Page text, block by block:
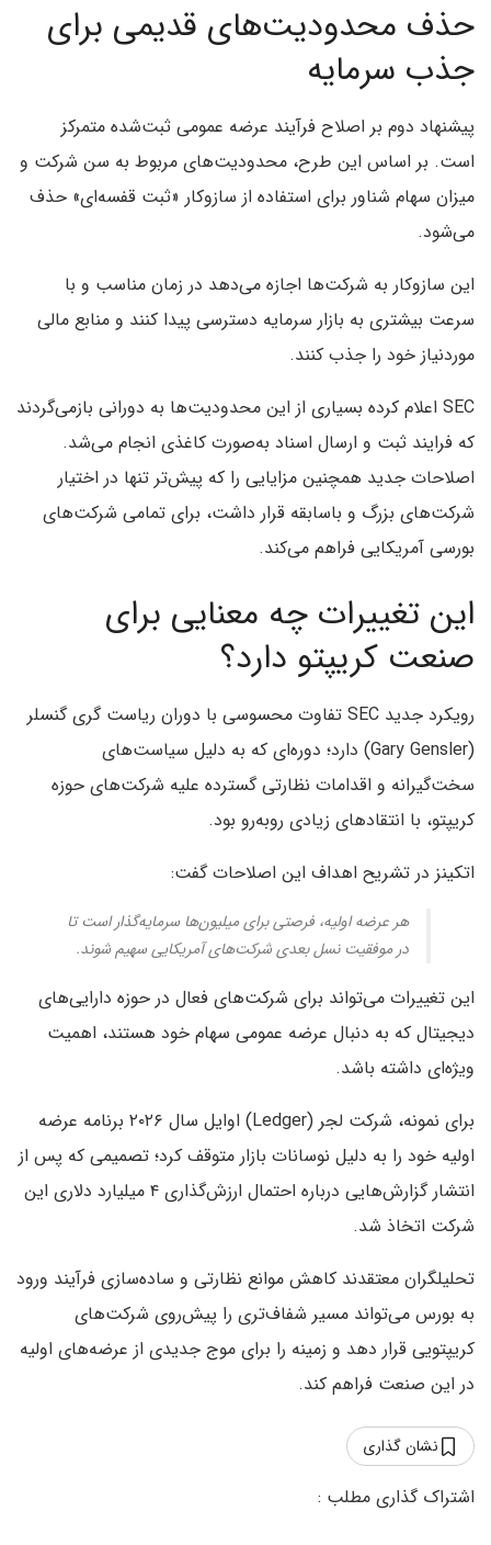
حذف محدودیت‌های قدیمی برای
جذب سرمایه
پیشنهاد دوم بر اصلاح فرآیند عرضه عمومی ثبت‌شده متمرکز
است. بر اساس این طرح، محدودیت‌های مربوط به سن شرکت و
میزان سهام شناور برای استفاده از سازوکار «ثبت قفسه‌ای» حذف
می‌شود.
این سازوکار به شرکت‌ها اجازه می‌دهد در زمان مناسب و با
سرعت بیشتری به بازار سرمایه دسترسی پیدا کنند و منابع مالی
موردنیاز خود را جذب کنند.
SEC اعلام کرده بسیاری از این محدودیت‌ها به دورانی بازمی‌گردند
که فرایند ثبت و ارسال اسناد به‌صورت کاغذی انجام می‌شد.
اصلاحات جدید همچنین مزایایی را که پیش‌تر تنها در اختیار
شرکت‌های بزرگ و باسابقه قرار داشت، برای تمامی شرکت‌های
بورسی آمریکایی فراهم می‌کند.
این تغییرات چه معنایی برای
صنعت کریپتو دارد؟
رویکرد جدید SEC تفاوت محسوسی با دوران ریاست گری گنسلر
(Gary Gensler) دارد؛ دوره‌ای که به دلیل سیاست‌های
سخت‌گیرانه و اقدامات نظارتی گسترده علیه شرکت‌های حوزه
کریپتو، با انتقادهای زیادی روبه‌رو بود.
اتکینز در تشریح اهداف این اصلاحات گفت:
هر عرضه اولیه، فرصتی برای میلیون‌ها سرمایه‌گذار است تا
در موفقیت نسل بعدی شرکت‌های آمریکایی سهیم شوند.
این تغییرات می‌تواند برای شرکت‌های فعال در حوزه دارایی‌های
دیجیتال که به دنبال عرضه عمومی سهام خود هستند، اهمیت
ویژه‌ای داشته باشد.
برای نمونه، شرکت لجر (Ledger) اوایل سال ۲۰۲۶ برنامه عرضه
اولیه خود را به دلیل نوسانات بازار متوقف کرد؛ تصمیمی که پس از
انتشار گزارش‌هایی درباره احتمال ارزش‌گذاری ۴ میلیارد دلاری این
شرکت اتخاذ شد.
تحلیلگران معتقدند کاهش موانع نظارتی و ساده‌سازی فرآیند ورود
به بورس می‌تواند مسیر شفاف‌تری را پیش‌روی شرکت‌های
کریپتویی قرار دهد و زمینه را برای موج جدیدی از عرضه‌های اولیه
در این صنعت فراهم کند.
نشان گذاری